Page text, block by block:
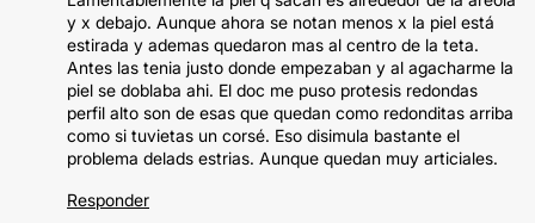
y x debajo. Aunque ahora se notan menos x la piel está
estirada y ademas quedaron mas al centro de la teta.
Antes las tenia justo donde empezaban y al agacharme la
piel se doblaba ahi. El doc me puso protesis redondas
perfil alto son de esas que quedan como redonditas arriba
como si tuvietas un corsé. Eso disimula bastante el
problema delads estrias. Aunque quedan muy articiales.
Responder